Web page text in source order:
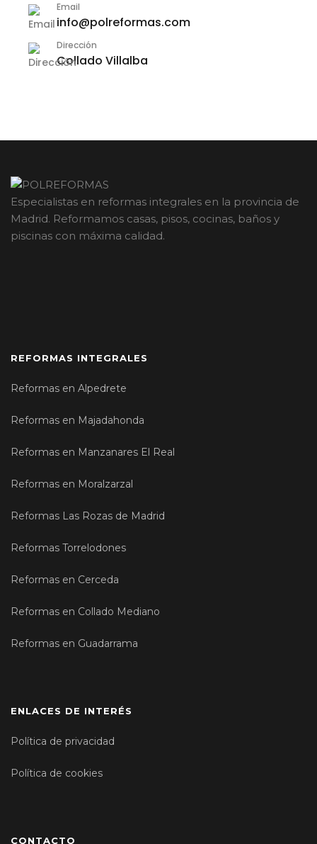
Email
info@polreformas.com
Dirección
Collado Villalba
Especialistas en reformas integrales en la provincia de
Madrid. Reformamos casas, pisos, cocinas, baños y
piscinas con máxima calidad.
REFORMAS INTEGRALES
Reformas en Alpedrete
Reformas en Majadahonda
Reformas en Manzanares El Real
Reformas en Moralzarzal
Reformas Las Rozas de Madrid
Reformas Torrelodones
Reformas en Cerceda
Reformas en Collado Mediano
Reformas en Guadarrama
ENLACES DE INTERÉS
Política de privacidad
Política de cookies
CONTACTO